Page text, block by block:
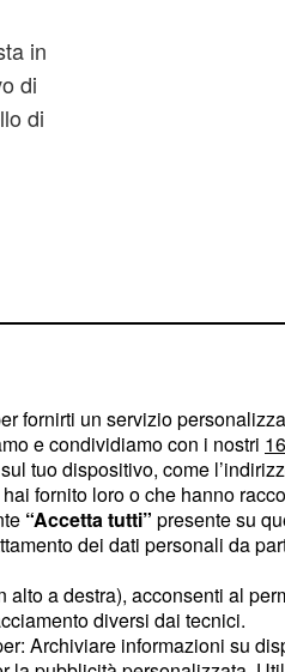
in
di
di
fornirti un servizio
e condividiamo con i nostri
tuo dispositivo, come
fornito loro o che hanno
“Accetta tutti” presente su
dei dati personali da
alto a destra), acconsenti al
diversi dai tecnici.
Archiviare informazioni su